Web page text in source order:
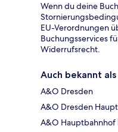
Wenn du deine
EU-Verordnungen
Buchungsservices
Widerrufsrecht.
Auch bekannt als
A&O Dresden
A&O Dresden
A&O Hauptbahnhof